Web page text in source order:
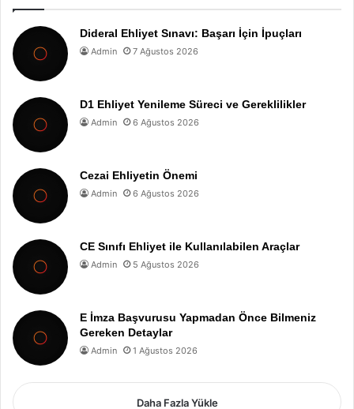
Dideral Ehliyet Sınavı: Başarı İçin İpuçları
Admin 7 Ağustos 2026
D1 Ehliyet Yenileme Süreci ve Gereklilikler
Admin 6 Ağustos 2026
Cezai Ehliyetin Önemi
Admin 6 Ağustos 2026
CE Sınıfı Ehliyet ile Kullanılabilen Araçlar
Admin 5 Ağustos 2026
E İmza Başvurusu Yapmadan Önce Bilmeniz
Gereken Detaylar
Admin 1 Ağustos 2026
Daha Fazla Yükle